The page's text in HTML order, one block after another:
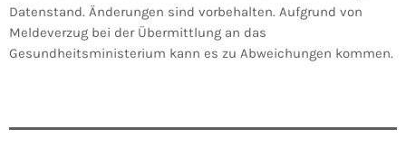
Datenstand. Änderungen sind vorbehalten. Aufgrund von
Meldeverzug bei der Übermittlung an das
Gesundheitsministerium kann es zu Abweichungen kommen.